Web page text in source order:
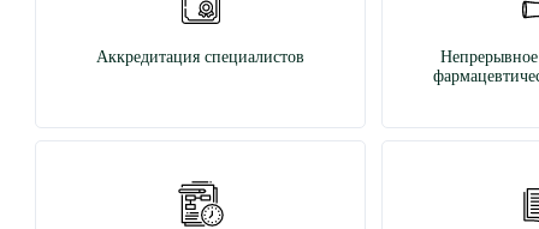
Аккредитация специалистов